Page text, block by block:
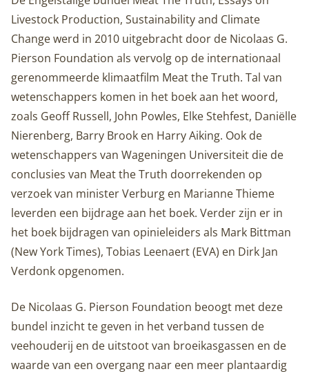
Livestock Production, Sustainability and Climate
Change werd in 2010 uitgebracht door de Nicolaas G.
Pierson Foundation als vervolg op de internationaal
gerenommeerde klimaatfilm Meat the Truth. Tal van
wetenschappers komen in het boek aan het woord,
zoals Geoff Russell, John Powles, Elke Stehfest, Daniëlle
Nierenberg, Barry Brook en Harry Aiking. Ook de
wetenschappers van Wageningen Universiteit die de
conclusies van Meat the Truth doorrekenden op
verzoek van minister Verburg en Marianne Thieme
leverden een bijdrage aan het boek. Verder zijn er in
het boek bijdragen van opinieleiders als Mark Bittman
(New York Times), Tobias Leenaert (EVA) en Dirk Jan
Verdonk opgenomen.
De Nicolaas G. Pierson Foundation beoogt met deze
bundel inzicht te geven in het verband tussen de
veehouderij en de uitstoot van broeikasgassen en de
waarde van een overgang naar een meer plantaardig